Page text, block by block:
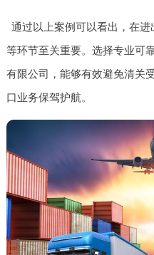
通过以上案例可以看出，在
等环节至关重要。选择专业可
有限公司，能够有效避免清关
口业务保驾护航。